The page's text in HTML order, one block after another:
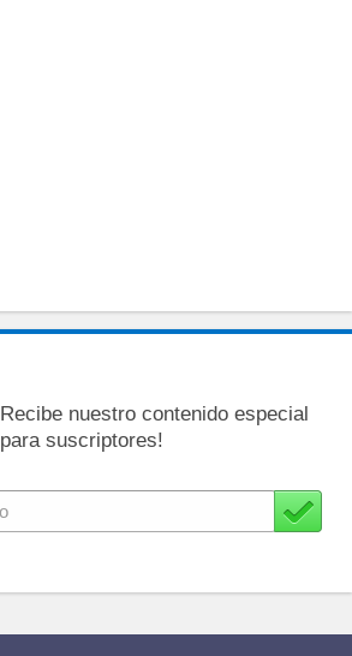
Recibe nuestro contenido especial
para suscriptores!